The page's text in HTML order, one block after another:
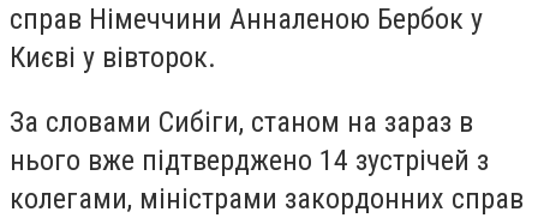
справ Німеччини Анналеною Бербок у
Києві у вівторок.
За словами Сибіги, станом на зараз в
нього вже підтверджено 14 зустрічей з
колегами, міністрами закордонних справ